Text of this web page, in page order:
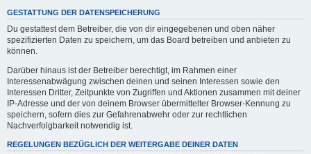
GESTATTUNG DER DATENSPEICHERUNG
Du gestattest dem Betreiber, die von dir eingegebenen und oben näher
spezifizierten Daten zu speichern, um das Board betreiben und anbieten zu
können.
Darüber hinaus ist der Betreiber berechtigt, im Rahmen einer
Interessenabwägung zwischen deinen und seinen Interessen sowie den
Interessen Dritter, Zeitpunkte von Zugriffen und Aktionen zusammen mit deiner
IP-Adresse und der von deinem Browser übermittelter Browser-Kennung zu
speichern, sofern dies zur Gefahrenabwehr oder zur rechtlichen
Nachverfolgbarkeit notwendig ist.
REGELUNGEN BEZÜGLICH DER WEITERGABE DEINER DATEN